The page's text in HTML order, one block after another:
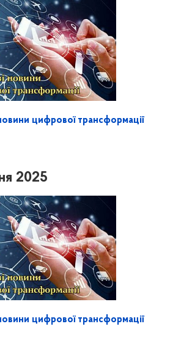
цифрової трансформації
2025
цифрової трансформації